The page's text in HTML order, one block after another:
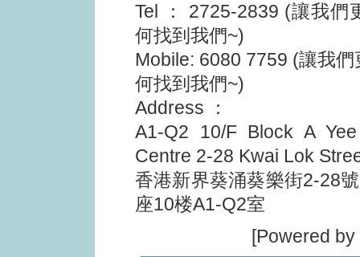
Tel ： 2725-2839 (讓我們
何找到我們~)
Mobile: 6080 7759 (讓我
何找到我們~)
Address ：
A1-Q2 10/F Block A
Centre 2-28 Kwai Lok
香港新界葵涌葵樂街2-28
座10楼A1-Q2室
[Powered by